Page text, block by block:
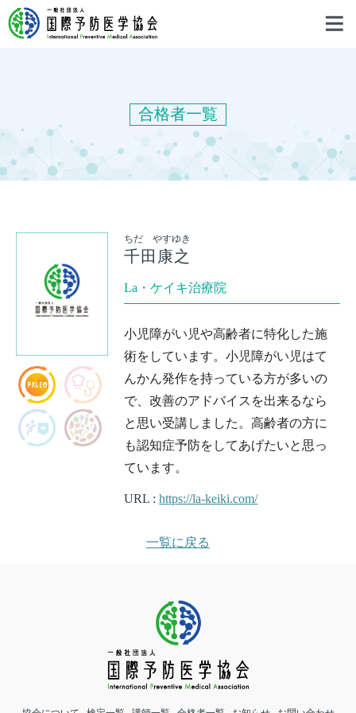
合格者一覧
ちだ やすゆき
千田康之
La・ケイキ治療院
小児障がい児や高齢者に特化した施
術をしています。小児障がい児はて
んかん発作を持っている方が多いの
で、改善のアドバイスを出来るなら
と思い受講しました。高齢者の方に
も認知症予防をしてあげたいと思っ
ています。
URL :https://la-keiki.com/
一覧に戻る